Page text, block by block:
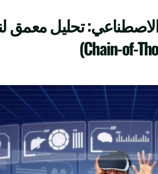
الاصطناعي: تحليل معمق